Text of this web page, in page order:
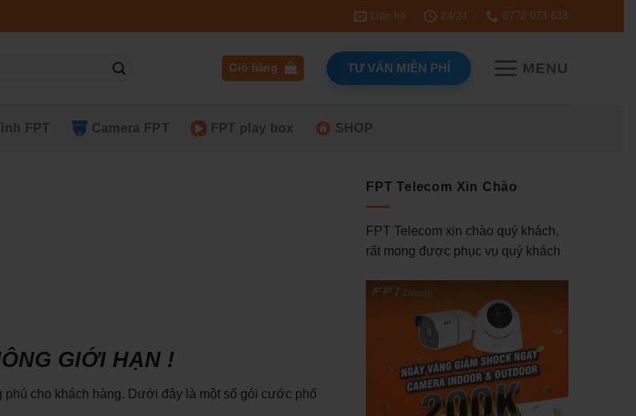
Liên hệ 24/24 0772 073 633
Giỏ hàng TƯ VẤN MIỄN PHÍ MENU
FPT Camera FPT FPT play box SHOP
GIỚI HẠN !
cho khách hàng. Dưới đây là một số gói cước phổ
FPT Telecom Xin Chào
FPT Telecom xin chào quý khách,
rất mong được phục vụ quý khách